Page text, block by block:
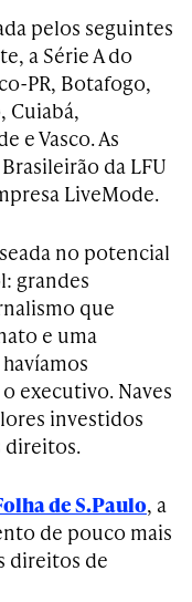
pelos seguintes
a Série A do
PR, Botafogo,
Cuiabá,
e Vasco. As
da LFU
LiveMode.
no potencial
grandes
que
e uma
executivo. Naves
investidos
direitos.
de S.Paulo, a
de pouco mais
direitos de